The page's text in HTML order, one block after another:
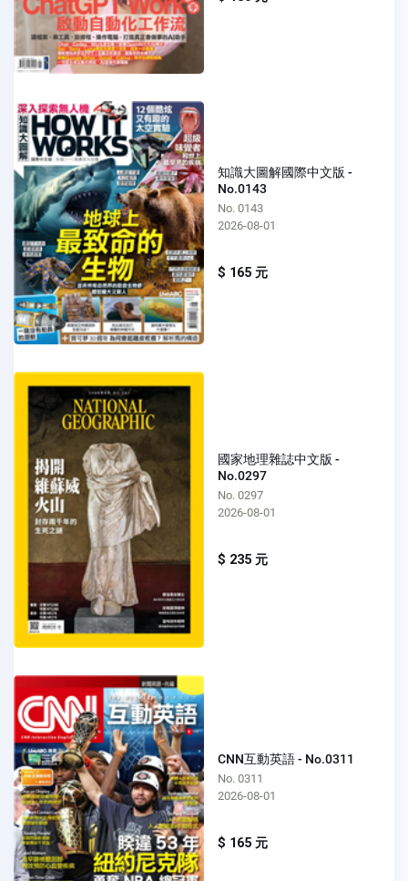
知識大圖解國際中文版 -
No.0143
No. 0143
2026-08-01
$ 165 元
國家地理雜誌中文版 -
No.0297
No. 0297
2026-08-01
$ 235 元
CNN互動英語 - No.0311
No. 0311
2026-08-01
$ 165 元